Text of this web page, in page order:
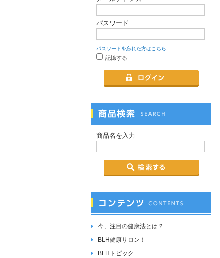
パスワード
パスワードを忘れた方はこちら
記憶する
商品名を入力
今、注目の健康法とは？
BLH健康サロン！
BLHトピック